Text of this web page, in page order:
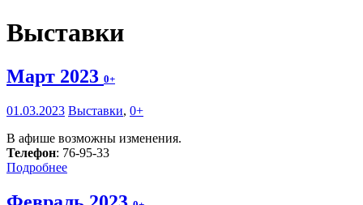
Выставки
Март 2023 0+
01.03.2023 Выставки, 0+
В афише возможны изменения.
Телефон: 76-95-33
Подробнее